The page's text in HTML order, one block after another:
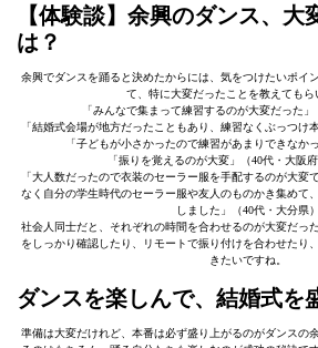
【体験談】余興のダンス、大
は？
余興でダンスを踊ると決めたからには、気をつけたいポイ
て、特に大変だったことを教えてもら
「みんなで集まって練習するのが大変だった」
「結婚式会場が地方だったこともあり、練習なくぶっつけ
「子どもが小さかったので練習があまりできなか
「振りを覚えるのが大変」（40代・大阪府
「大人数だったので衣装のセーラー服を手配するのが大変
なく自分の学生時代のセーラー服や友人のものかき集めて
しました」（40代・大分県）
社会人同士だと、それぞれの時間を合わせるのが大変だっ
をしっかり確認したり、リモートで振り付けを合わせたり
きたいですね。
ダンスを楽しんで、結婚式を
準備は大変だけれど、本番は必ず盛り上がるのがダンスの